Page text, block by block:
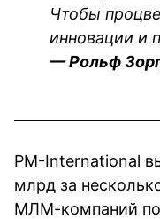
Чтобы
инновации и
— Рольф
PM-International
млрд за
МЛМ-компаний по